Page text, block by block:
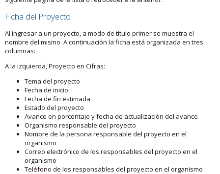
Ficha del Proyecto
Al ingresar a un proyecto, a modo de título primer se muestra el
nombre del mismo. A continuación la ficha está organizada en tres
columnas:
A la izquierda, Proyecto en Cifras:
Tema del proyecto
Fecha de inicio
Fecha de fin estimada
Estado del proyecto
Avance en porcentaje y fecha de actualización del avance
Organismo responsable del proyecto
Nombre de la persona responsable del proyecto en el
organismo
Correo electrónico de los responsables del proyecto en el
organismo
Teléfono de los responsables del proyecto en el organismo